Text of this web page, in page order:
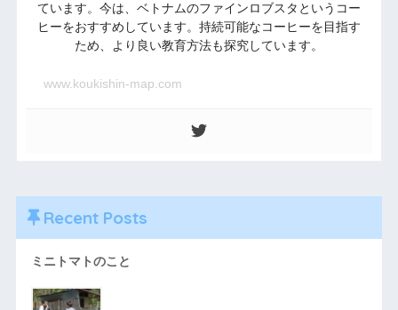
ています。今は、ベトナムのファインロブスタというコー
ヒーをおすすめしています。持続可能なコーヒーを目指す
ため、より良い教育方法も探究しています。
www.koukishin-map.com
Recent Posts
ミニトマトのこと